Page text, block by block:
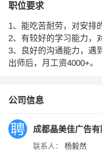
职位要求
1、能吃苦耐劳，对安排
2、有较好的学习能力，
3、良好的沟通能力，遇
出师后，月工资4000+。
公司信息
成都晶美佳广告有
联系人： 杨毅然